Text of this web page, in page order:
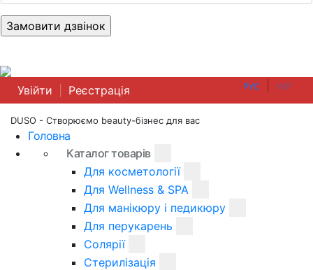
РУС УКР
Увійти Реєстрація
DUSO - Створюємо beauty-бізнес для вас
Головна
Каталог товарів
Для косметології
Для Wellness & SPA
Для манікюру і педикюру
Для перукарень
Солярії
Стерилізація